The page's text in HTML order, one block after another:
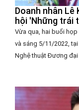
Doanh nhân
hội 'Những trái
Vừa qua, hai buổi
và sáng 5/11/2022, tại
Nghệ thuật Đương đại